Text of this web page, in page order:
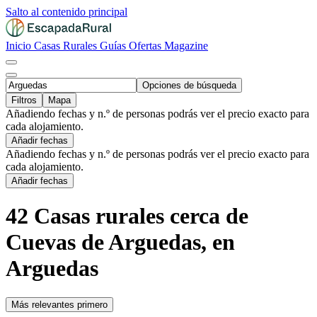
Salto al contenido principal
Inicio Casas Rurales Guías Ofertas Magazine
Opciones de búsqueda
Filtros
Mapa
Añadiendo fechas y n.º de personas podrás ver el precio exacto para
cada alojamiento.
Añadir fechas
Añadiendo fechas y n.º de personas podrás ver el precio exacto para
cada alojamiento.
Añadir fechas
42 Casas rurales cerca de
Cuevas de Arguedas, en
Arguedas
Más relevantes primero